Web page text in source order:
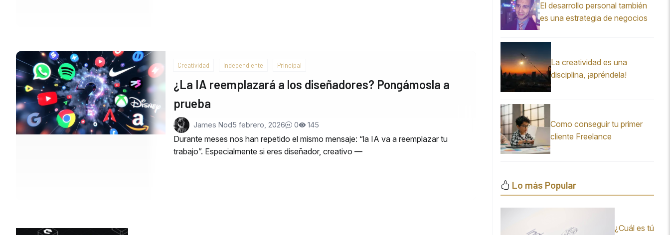
Creatividad Independiente Principal
¿La IA reemplazará a los diseñadores? Pongámosla a
prueba
James Nod5 febrero, 2026 0 145
Durante meses nos han repetido el mismo mensaje: “la IA va a reemplazar tu
trabajo”. Especialmente si eres diseñador, creativo —
El desarrollo personal también
es una estrategia de negocios
La creatividad es una
disciplina, ¡apréndela!
Como conseguir tu primer
cliente Freelance
Lo más Popular
¿Cuál es tú